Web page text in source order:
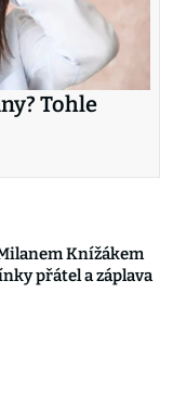
Tohle
Knížákem
přátel a záplava